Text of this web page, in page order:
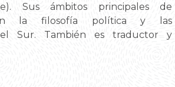
Sus ámbitos principales de
la filosofía política y las
Sur. También es traductor y